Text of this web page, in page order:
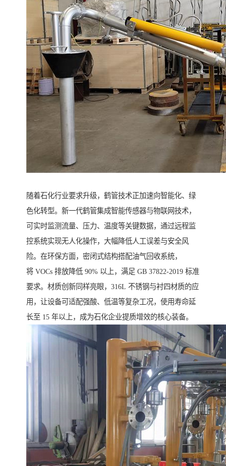
随着石化行业要求升级，鹤管技术正加速向智能化、绿
色化转型。新一代鹤管集成智能传感器与物联网技术，
可实时监测流量、压力、温度等关键数据，通过远程监
控系统实现无人化操作，大幅降低人工误差与安全风
险。在环保方面，密闭式结构搭配油气回收系统，
将 VOCs 排放降低 90% 以上，满足 GB 37822-2019 标准
要求。材质创新同样亮眼，316L 不锈钢与衬四材质的应
用，让设备可适配强酸、低温等复杂工况，使用寿命延
长至 15 年以上，成为石化企业提质增效的核心装备。